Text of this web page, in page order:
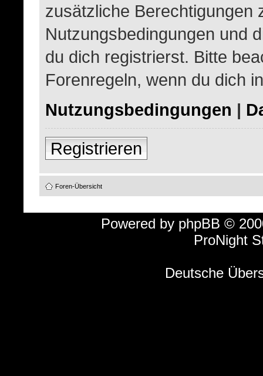
zusätzliche Berechtigungen
Nutzungsbedingungen und
du dich registrierst. Bitte
Forenregeln, wenn du dich
Nutzungsbedingungen |
Registrieren
Foren-Übersicht
Powered by phpBB ©
ProNight
Deutsche